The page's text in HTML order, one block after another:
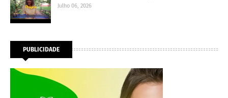
Julho 06, 2026
PUBLICIDADE